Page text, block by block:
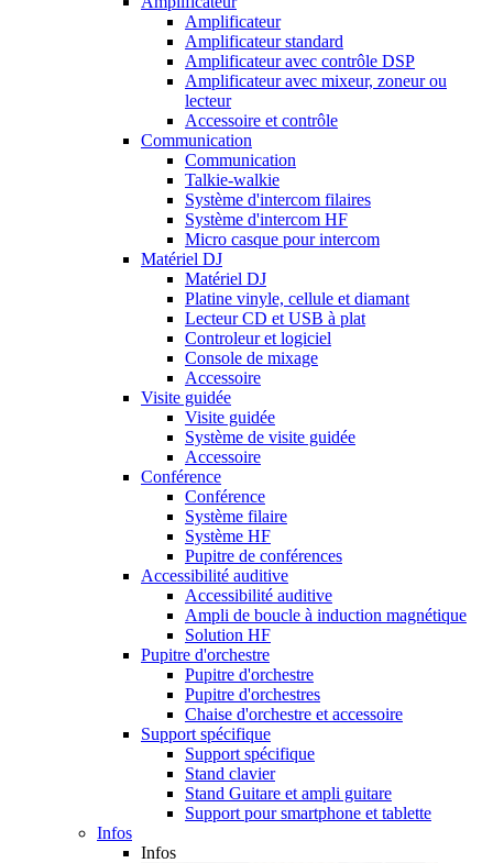
Amplificateur
Amplificateur standard
Amplificateur avec contrôle DSP
Amplificateur avec mixeur, zoneur ou
lecteur
Accessoire et contrôle
Communication
Communication
Talkie-walkie
Système d'intercom filaires
Système d'intercom HF
Micro casque pour intercom
Matériel DJ
Matériel DJ
Platine vinyle, cellule et diamant
Lecteur CD et USB à plat
Controleur et logiciel
Console de mixage
Accessoire
Visite guidée
Visite guidée
Système de visite guidée
Accessoire
Conférence
Conférence
Système filaire
Système HF
Pupitre de conférences
Accessibilité auditive
Accessibilité auditive
Ampli de boucle à induction magnétique
Solution HF
Pupitre d'orchestre
Pupitre d'orchestre
Pupitre d'orchestres
Chaise d'orchestre et accessoire
Support spécifique
Support spécifique
Stand clavier
Stand Guitare et ampli guitare
Support pour smartphone et tablette
Infos
Infos